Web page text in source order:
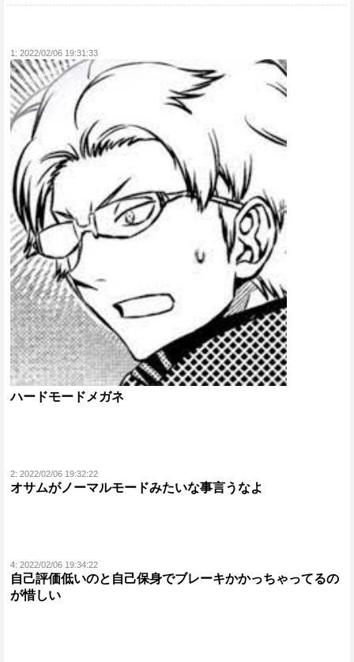
1: 2022/02/06 19:31:33
ハードモードメガネ
2: 2022/02/06 19:32:22
オサムがノーマルモードみたいな事言うなよ
4: 2022/02/06 19:34:22
自己評価低いのと自己保身でブレーキかかっちゃってるの
が惜しい